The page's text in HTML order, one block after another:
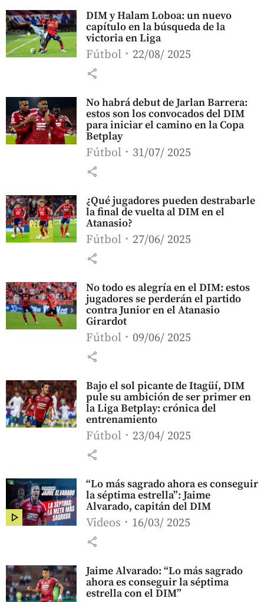
DIM y Halam Loboa: un nuevo
capítulo en la búsqueda de la
victoria en Liga
Fútbol 22/08/ 2025
share
No habrá debut de Jarlan Barrera:
estos son los convocados del DIM
para iniciar el camino en la Copa
Betplay
Fútbol 31/07/ 2025
share
¿Qué jugadores pueden destrabarle
la final de vuelta al DIM en el
Atanasio?
Fútbol 27/06/ 2025
share
No todo es alegría en el DIM: estos
jugadores se perderán el partido
contra Junior en el Atanasio
Girardot
Fútbol 09/06/ 2025
share
Bajo el sol picante de Itagüí, DIM
pule su ambición de ser primer en
la Liga Betplay: crónica del
entrenamiento
Fútbol 23/04/ 2025
share
“Lo más sagrado ahora es conseguir
la séptima estrella”: Jaime
Alvarado, capitán del DIM
Videos 16/03/ 2025
share
Jaime Alvarado: “Lo más sagrado
ahora es conseguir la séptima
estrella con el DIM”